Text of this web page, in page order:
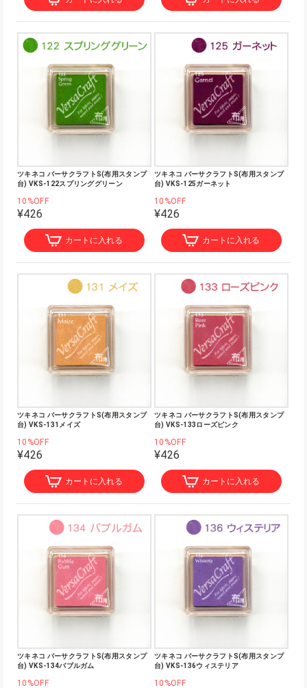
ツキネコ バーサクラフトS(布用スタンプ
台) VKS-122スプリンググリーン
10%OFF
¥426
カートに入れる
ツキネコ バーサクラフトS(布用スタンプ
台) VKS-125ガーネット
10%OFF
¥426
カートに入れる
ツキネコ バーサクラフトS(布用スタンプ
台) VKS-131メイズ
10%OFF
¥426
カートに入れる
ツキネコ バーサクラフトS(布用スタンプ
台) VKS-133ローズピンク
10%OFF
¥426
カートに入れる
ツキネコ バーサクラフトS(布用スタンプ
台) VKS-134バブルガム
10%OFF
ツキネコ バーサクラフトS(布用スタンプ
台) VKS-136ウィステリア
10%OFF